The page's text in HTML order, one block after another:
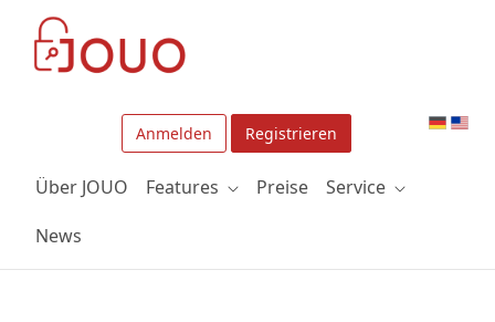
Zum Hauptinhalt springen
Über JOUO Features Preise
Service
News
Anmelden Registrieren